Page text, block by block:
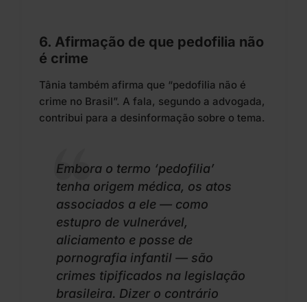
6. Afirmação de que pedofilia não
é crime
Tânia também afirma que “pedofilia não é
crime no Brasil”. A fala, segundo a advogada,
contribui para a desinformação sobre o tema.
Embora o termo ‘pedofilia’
tenha origem médica, os atos
associados a ele — como
estupro de vulnerável,
aliciamento e posse de
pornografia infantil — são
crimes tipificados na legislação
brasileira. Dizer o contrário